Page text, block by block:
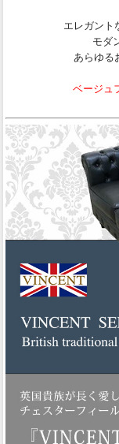
エレガント
モダ
あらゆる
ベージュ